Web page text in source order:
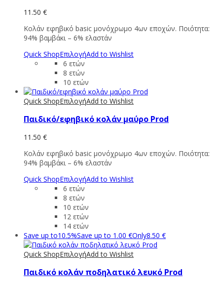
11.50 €
Κολάν εφηβικό basic μονόχρωμο 4ων εποχών. Ποιότητα:
94% βαμβάκι – 6% ελαστάν
Quick ShopΕπιλογήAdd to Wishlist
6 ετών
8 ετών
10 ετών
Quick ShopΕπιλογήAdd to Wishlist
Παιδικό/εφηβικό κολάν μαύρο Prod
11.50 €
Κολάν εφηβικό basic μονόχρωμο 4ων εποχών. Ποιότητα:
94% βαμβάκι – 6% ελαστάν
Quick ShopΕπιλογήAdd to Wishlist
6 ετών
8 ετών
10 ετών
12 ετών
14 ετών
Save up to10.5%Save up to 1.00 €Only8.50 €
Quick ShopΕπιλογήAdd to Wishlist
Παιδικό κολάν ποδηλατικό λευκό Prod